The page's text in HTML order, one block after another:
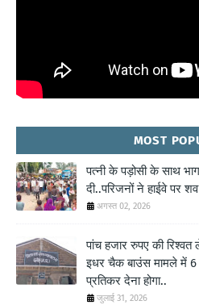
MOST
पत्नी के पड़ोसी के साथ
दी..परिजनों ने हाईवे पर
अगस्त 02, 2026
पांच हजार रुपए की
इधर चैक बाउंस मामले में
प्रतिकर देना होगा..
जुलाई 31, 2026